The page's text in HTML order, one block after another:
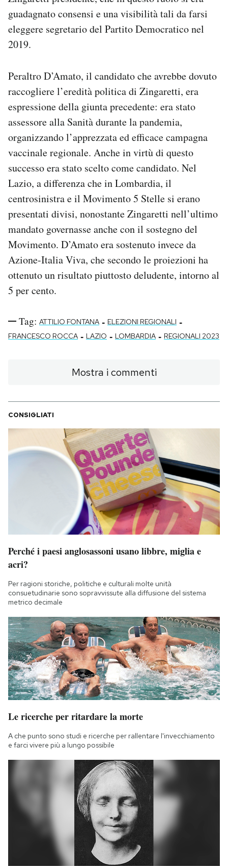
guadagnato consensi e una visibilità tali da farsi
eleggere segretario del Partito Democratico nel
2019.
Peraltro D’Amato, il candidato che avrebbe dovuto
raccogliere l’eredità politica di Zingaretti, era
espressione della giunta precedente: era stato
assessore alla Sanità durante la pandemia,
organizzando l’apprezzata ed efficace campagna
vaccinale regionale. Anche in virtù di questo
successo era stato scelto come candidato. Nel
Lazio, a differenza che in Lombardia, il
centrosinistra e il Movimento 5 Stelle si erano
presentati divisi, nonostante Zingaretti nell’ultimo
mandato governasse anche con il sostegno del
Movimento. D’Amato era sostenuto invece da
Azione-Italia Viva, che secondo le proiezioni ha
ottenuto un risultato piuttosto deludente, intorno al
5 per cento.
Tag: ATTILIO FONTANA - ELEZIONI REGIONALI -
FRANCESCO ROCCA - LAZIO - LOMBARDIA - REGIONALI 2023
Mostra i commenti
CONSIGLIATI
Perché i paesi anglosassoni usano libbre, miglia e
acri?
Per ragioni storiche, politiche e culturali molte unità
consuetudinarie sono sopravvissute alla diffusione del sistema
metrico decimale
Le ricerche per ritardare la morte
A che punto sono studi e ricerche per rallentare l'invecchiamento
e farci vivere più a lungo possibile